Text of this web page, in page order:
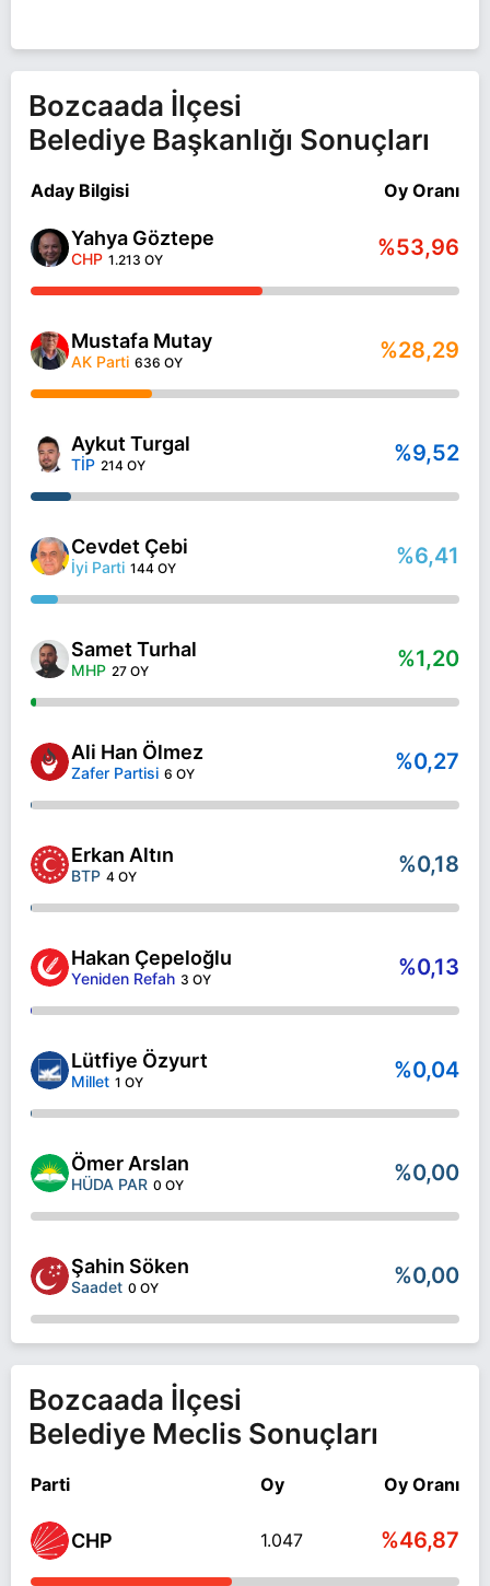
Bozcaada İlçesi
Belediye Başkanlığı Sonuçları
Aday Bilgisi Oy Oranı
Yahya Göztepe
CHP 1.213 OY %53,96
Mustafa Mutay
AK Parti 636 OY %28,29
Aykut Turgal
TİP 214 OY %9,52
Cevdet Çebi
İyi Parti 144 OY %6,41
Samet Turhal
MHP 27 OY %1,20
Ali Han Ölmez
Zafer Partisi 6 OY %0,27
Erkan Altın
BTP 4 OY %0,18
Hakan Çepeloğlu
Yeniden Refah 3 OY %0,13
Lütfiye Özyurt
Millet 1 OY %0,04
Ömer Arslan
HÜDA PAR 0 OY %0,00
Şahin Söken
Saadet 0 OY %0,00
Bozcaada İlçesi
Belediye Meclis Sonuçları
Parti Oy Oy Oranı
CHP 1.047 %46,87